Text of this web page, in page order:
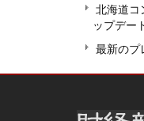
北海道コ
ップデー
最新のプ